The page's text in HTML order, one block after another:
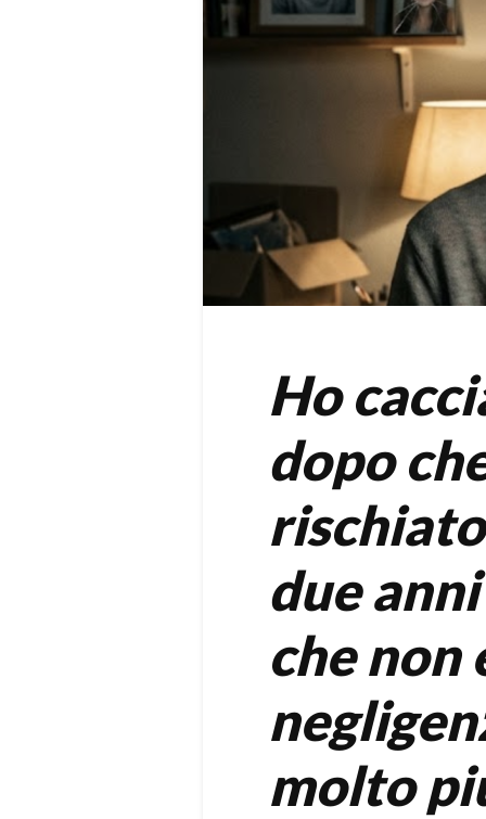
Ho
dopo
due
che non
molto